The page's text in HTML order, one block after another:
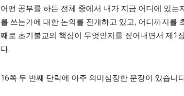
어떤 공부를 하든 전체 중에서 내가 지금 어디에 있는
를 쓰는가에 대한 논의를 전개하고 있고, 어디까지를
째로 초기불교의 핵심이 무엇인지를 짚어내면서 제1
다.
16쪽 두 번째 단락에 아주 의미심장한 문장이 있습니